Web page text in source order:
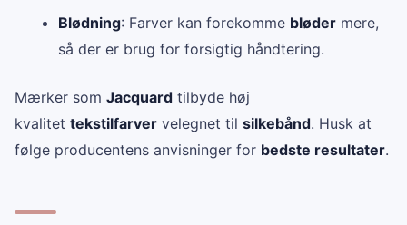
Blødning: Farver kan forekomme bløder mere,
så der er brug for forsigtig håndtering.
Mærker som Jacquard tilbyde høj
kvalitet tekstilfarver velegnet til silkebånd. Husk at
følge producentens anvisninger for bedste resultater.